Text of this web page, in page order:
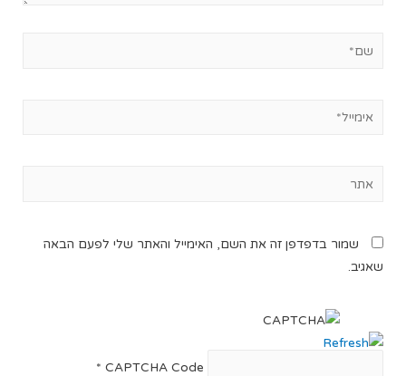
שמור בדפדפן זה את השם, האימייל והאתר שלי לפעם הבאה
שאגיב.
CAPTCHA Code
*